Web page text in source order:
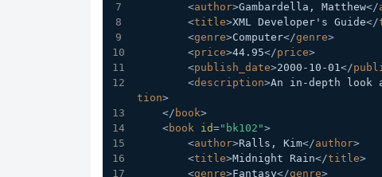
<author>Gambardella, Matthew</
<title>XML Developer's Guide</
<genre>Computer</genre>
<price>44.95</price>
<publish_date>2000-10-01</
<description>An in-depth look
tion>
</ book>
<book id="bk102">
<author>Ralls, Kim</author>
<title>Midnight Rain</title>
<genre>Fantasy</genre>